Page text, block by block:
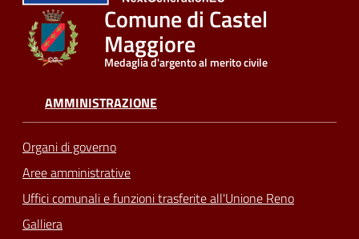
Seguici
su
Comune di Castel
Maggiore
Medaglia d'argento al merito civile
AMMINISTRAZIONE
Organi di governo
Aree amministrative
Uffici comunali e funzioni trasferite all'Unione Reno
Galliera